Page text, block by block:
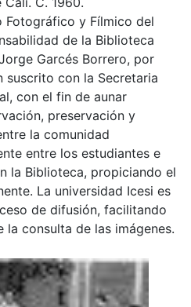
Fotográfico y Fílmico del
de la Biblioteca
Garcés Borrero, por
con la Secretaria
con el fin de aunar
preservación y
la comunidad
entre los estudiantes e
la Biblioteca, propiciando el
La universidad Icesi es
de difusión, facilitando
consulta de las imágenes.